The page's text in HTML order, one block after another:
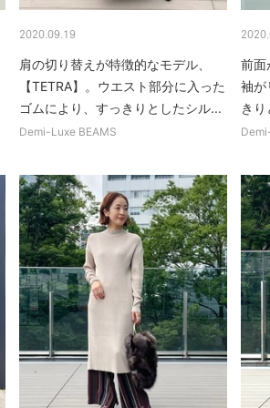
2020.09.19
肩の切り替えが特徴的なモデル、
【TETRA】。ウエスト部分に入った
ゴムにより、すっきりとしたシル...
Demi-Luxe BEAMS
前面
袖が
き